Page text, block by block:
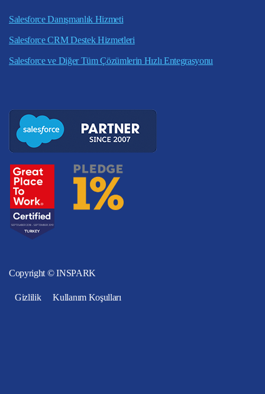
Salesforce Danışmanlık Hizmeti
Salesforce CRM Destek Hizmetleri
Salesforce ve Diğer Tüm Çözümlerin Hızlı Entegrasyonu
Copyright © INSPARK
Gizlilik Kullanım Koşulları